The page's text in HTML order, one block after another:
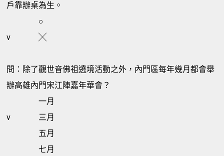
戶靠辦桌為生。
○
v
╳
問：除了觀世音佛祖遶境活動之外，內門區每年幾月都會舉
辦高雄內門宋江陣嘉年華會？
一月
v
三月
五月
七月